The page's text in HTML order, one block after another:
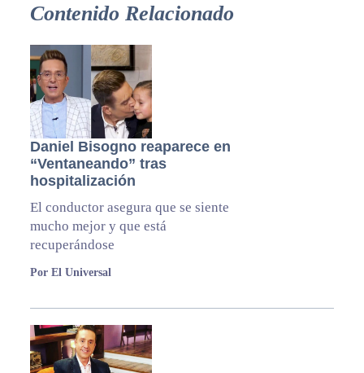
Contenido Relacionado
Daniel Bisogno reaparece en
“Ventaneando” tras
hospitalización
El conductor asegura que se siente
mucho mejor y que está
recuperándose
Por El Universal